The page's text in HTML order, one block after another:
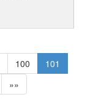
100
101
»»